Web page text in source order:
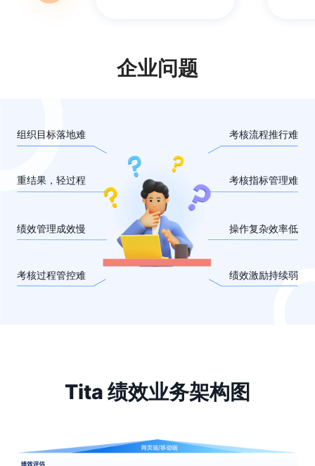
企业问题
组织目标落地难
重结果，轻过程
绩效管理成效慢
考核过程管控难
考核流程推行难
考核指标管理难
操作复杂效率低
绩效激励持续弱
Tita 绩效业务架构图